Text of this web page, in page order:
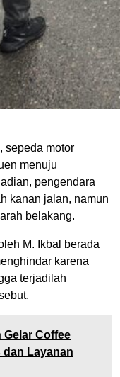
sepeda motor
menuju
pengendara
kanan jalan, namun
belakang.
M. Ikbal berada
karena
terjadilah
Gelar Coffee
Layanan